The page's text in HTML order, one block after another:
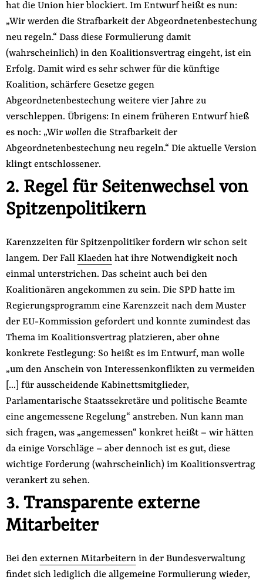
hat die Union hier blockiert. Im Entwurf heißt es nun:
„Wir werden die Strafbarkeit der Abgeordnetenbestechung
neu regeln.“ Dass diese Formulierung damit
(wahrscheinlich) in den Koalitionsvertrag eingeht, ist ein
Erfolg. Damit wird es sehr schwer für die künftige
Koalition, schärfere Gesetze gegen
Abgeordnetenbestechung weitere vier Jahre zu
verschleppen. Übrigens: In einem früheren Entwurf hieß
es noch: „Wir wollendie Strafbarkeit der
Abgeordnetenbestechung neu regeln.“ Die aktuelle Version
klingt entschlossener.
2. Regel für Seitenwechsel von
Spitzenpolitikern
Karenzzeiten für Spitzenpolitiker fordern wir schon seit
langem. Der Fall Klaedenhat ihre Notwendigkeit noch
einmal unterstrichen. Das scheint auch bei den
Koalitionären angekommen zu sein. Die SPD hatte im
Regierungsprogramm eine Karenzzeit nach dem Muster
der EU-Kommission gefordert und konnte zumindest das
Thema im Koalitionsvertrag platzieren, aber ohne
konkrete Festlegung: So heißt es im Entwurf, man wolle
„um den Anschein von Interessenkonflikten zu vermeiden
[…] für ausscheidende Kabinettsmitglieder,
Parlamentarische Staatssekretäre und politische Beamte
eine angemessene Regelung“ anstreben. Nun kann man
sich fragen, was „angemessen“ konkret heißt – wir hätten
da einige Vorschläge – aber dennoch ist es gut, diese
wichtige Forderung (wahrscheinlich) im Koalitionsvertrag
verankert zu sehen.
3. Transparente externe
Mitarbeiter
Bei den externen Mitarbeiternin der Bundesverwaltung
findet sich lediglich die allgemeine Formulierung wieder,